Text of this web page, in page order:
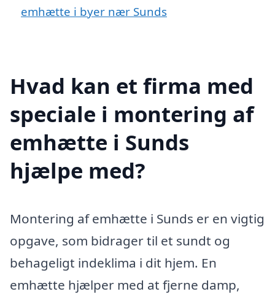
emhætte i byer nær Sunds
Hvad kan et firma med
speciale i montering af
emhætte i Sunds
hjælpe med?
Montering af emhætte i Sunds er en vigtig
opgave, som bidrager til et sundt og
behageligt indeklima i dit hjem. En
emhætte hjælper med at fjerne damp,